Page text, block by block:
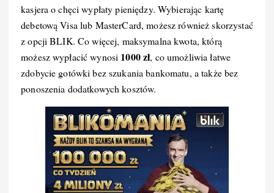
kasjera o chęci wypłaty pieniędzy. Wybierając kartę
debetową Visa lub MasterCard, możesz również skorzystać
z opcji BLIK. Co więcej, maksymalna kwota, którą
możesz wypłacić wynosi 1000 zł, co umożliwia łatwe
zdobycie gotówki bez szukania bankomatu, a także bez
ponoszenia dodatkowych kosztów.